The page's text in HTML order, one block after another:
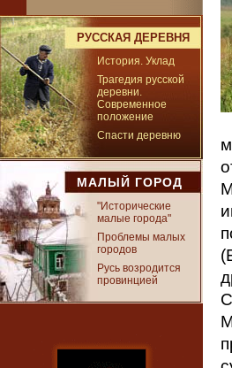
РУССКАЯ ДЕРЕВНЯ
История. Уклад
Трагедия русской
деревни.
Современное
положение
Спасти деревню
МАЛЫЙ ГОРОД
"Исторические
малые города"
Проблемы малых
городов
Русь возродится
провинцией